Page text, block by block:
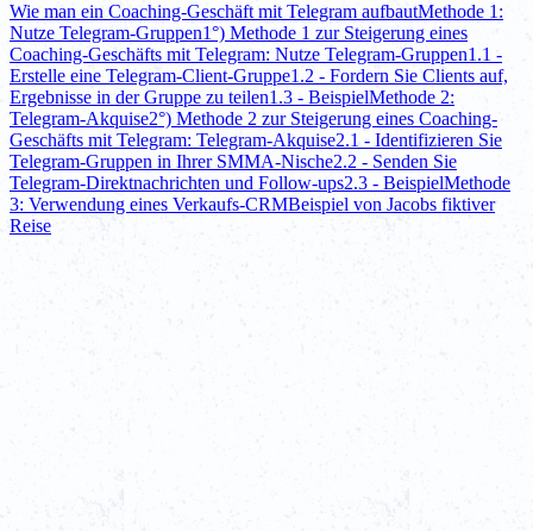
Wie man ein Coaching-Geschäft mit Telegram aufbautMethode 1:
Nutze Telegram-Gruppen1°) Methode 1 zur Steigerung eines
Coaching-Geschäfts mit Telegram: Nutze Telegram-Gruppen1.1 -
Erstelle eine Telegram-Client-Gruppe1.2 - Fordern Sie Clients auf,
Ergebnisse in der Gruppe zu teilen1.3 - BeispielMethode 2:
Telegram-Akquise2°) Methode 2 zur Steigerung eines Coaching-
Geschäfts mit Telegram: Telegram-Akquise2.1 - Identifizieren Sie
Telegram-Gruppen in Ihrer SMMA-Nische2.2 - Senden Sie
Telegram-Direktnachrichten und Follow-ups2.3 - BeispielMethode
3: Verwendung eines Verkaufs-CRMBeispiel von Jacobs fiktiver
Reise